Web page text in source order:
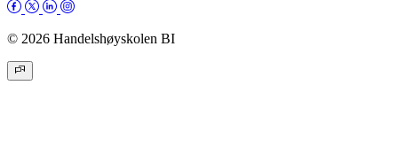
© 2026 Handelshøyskolen BI